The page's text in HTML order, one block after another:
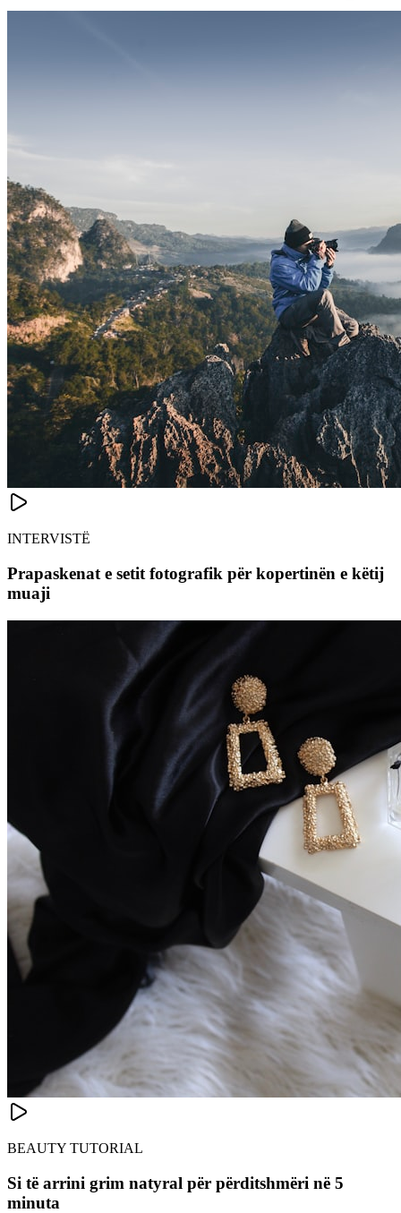
INTERVISTË
Prapaskenat e setit fotografik për kopertinën e këtij
muaji
BEAUTY TUTORIAL
Si të arrini grim natyral për përditshmëri në 5
minuta